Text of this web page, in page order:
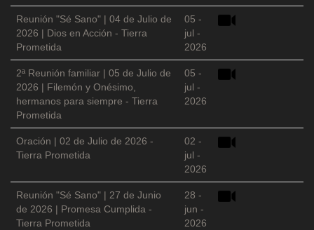
Reunión "Sé Sano" | 04 de Julio de
2026 | Dios en Acción - Tierra
Prometida
05 -
jul -
2026
2ª Reunión familiar | 05 de Julio de
2026 | Filemón y Onésimo,
hermanos para siempre - Tierra
Prometida
05 -
jul -
2026
Oración | 02 de Julio de 2026 -
Tierra Prometida
02 -
jul -
2026
Reunión "Sé Sano" | 27 de Junio
de 2026 | Promesa Cumplida -
Tierra Prometida
28 -
jun -
2026